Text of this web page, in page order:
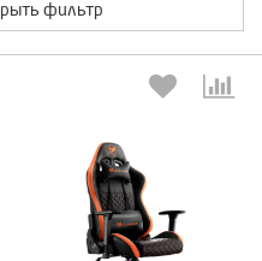
фильтр
Выберите количество: